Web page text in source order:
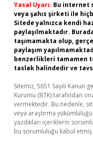
Yasal Uyarı: Bu internet
veya şahıs şirketi ile
Sitede yalnızca kendi
paylaşılmaktadır.
taşımamakta olup,
paylaşım
benzerlikleri tamamen
taslak halindedir ve
Sitemiz, 5651 Sayılı Kanun
Kurumu (BTK) tarafından
vermektedir. Bu nedenle,
veya araştırma
yazdıkları içeriklerin
bu sorumluluğu kabul etmiş